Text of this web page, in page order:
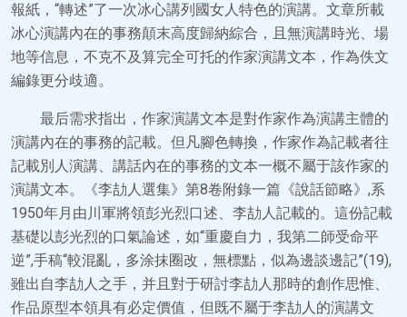
報紙，“轉述”了一次冰心講列國女人特色的演講。文章所載
冰心演講內在的事務顛末高度歸納綜合，且無演講時光、場
地等信息，不克不及算完全可托的作家演講文本，作為佚文
編錄更分歧適。
最后需求指出，作家演講文本是對作家作為演講主體的
演講內在的事務的記載。但凡腳色轉換，作家作為記載者往
記載別人演講、講話內在的事務的文本一概不屬于該作家的
演講文本。《李劼人選集》第8卷附錄一篇《說話節略》,系
1950年月由川軍將領彭光烈口述、李劼人記載的。這份記載
基礎以彭光烈的口氣論述，如“重慶自力，我第二師受命平
逆”,手稿“較混亂，多涂抹圈改，無標點，似為邊談邊記”(19),
雖出自李劼人之手，并且對于研討李劼人那時的創作思惟、
作品原型本領具有必定價值，但既不屬于李劼人的演講文